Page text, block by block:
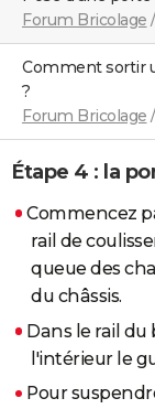
Forum Bricolage /
Comment sortir une baie vitree à galandage de son rail
?
Forum Bricolage /
Étape 4 : la
Commencez
rail de
queue des
du châssis.
Dans le rail du
l'intérieur le
Pour